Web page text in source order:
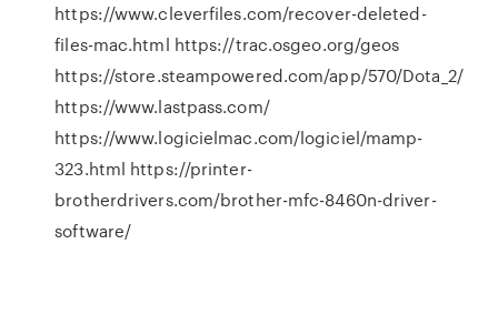
https://www.cleverfiles.com/recover-deleted-
files-mac.html https://trac.osgeo.org/geos
https://store.steampowered.com/app/570/Dota_2/
https://www.lastpass.com/
https://www.logicielmac.com/logiciel/mamp-
323.html https://printer-
brotherdrivers.com/brother-mfc-8460n-driver-
software/